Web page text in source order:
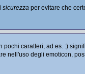
sicurezzaper evitare che
caratteri, ad es. :)
degli emoticon,